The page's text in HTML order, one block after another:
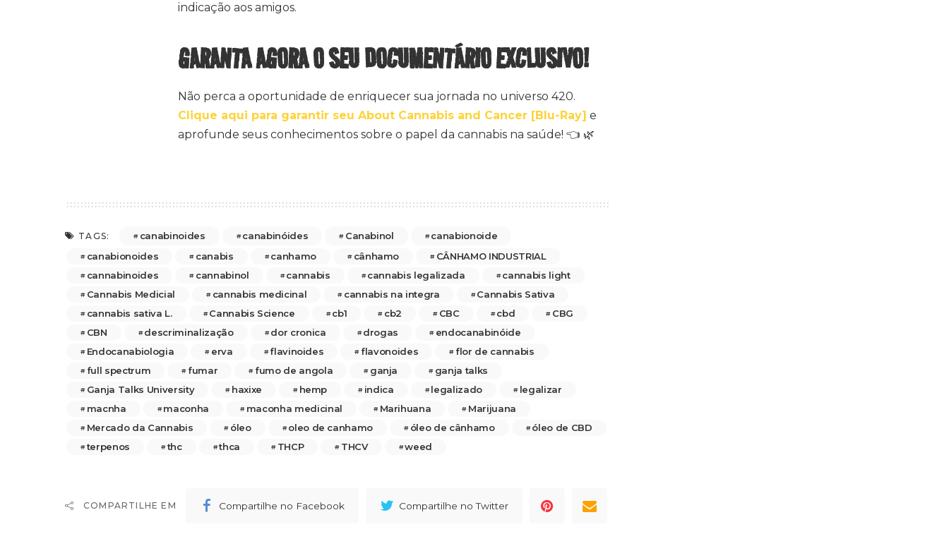
indicação aos amigos.
GARANTA AGORA O SEU DOCUMENTÁRIO EXCLUSIVO!
Não perca a oportunidade de enriquecer sua jornada no universo 420.
Clique aqui para garantir seu About Cannabis and Cancer [Blu-Ray] e
aprofunde seus conhecimentos sobre o papel da cannabis na saúde! 👈 🌿
TAGS: canabinoides canabinóides Canabinol
canabionoide
canabionoides
canabis canhamo cânhamo
CÂNHAMO INDUSTRIAL
cannabinoides
cannabinol cannabis cannabis legalizada
cannabis light
Cannabis Medicial
cannabis medicinal cannabis na integra
Cannabis Sativa
cannabis sativa L.
Cannabis Science cb1 cb2 CBC cbd
CBG
CBN
descriminalização dor cronica drogas
endocanabinóide
Endocanabiologia
erva flavinoides flavonoides
flor de cannabis
full spectrum
fumar fumo de angola ganja
ganja talks
Ganja Talks University
haxixe hemp indica legalizado
legalizar
macnha
maconha maconha medicinal Marihuana
Marijuana
Mercado da Cannabis
óleo oleo de canhamo óleo de cânhamo
óleo de CBD
terpenos
thc thca THCP THCV weed
COMPARTILHE EM Compartilhe no Facebook Compartilhe no Twitter